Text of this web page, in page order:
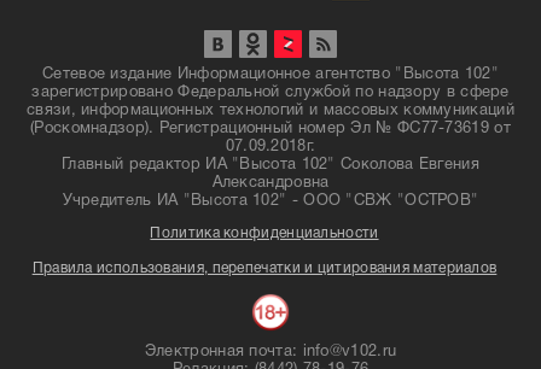
Сетевое издание Информационное агентство "Высота 102"
зарегистрировано Федеральной службой по надзору в сфере
связи, информационных технологий и массовых коммуникаций
(Роскомнадзор). Регистрационный номер Эл № ФС77-73619 от
07.09.2018г.
Главный редактор ИА "Высота 102" Соколова Евгения
Александровна
Учредитель ИА "Высота 102" - ООО "СВЖ "ОСТРОВ"
Политика конфиденциальности
Правила использования, перепечатки и цитирования материалов
Электронная почта: info@v102.ru